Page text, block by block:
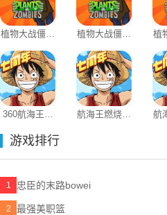
植物大战僵尸
原版官方正版
植物大战僵尸
原版抽卡版
植
2
360航海王燃
航海王燃烧意
航
游戏排行
1 忠臣的末路bowei
2 最强美职篮